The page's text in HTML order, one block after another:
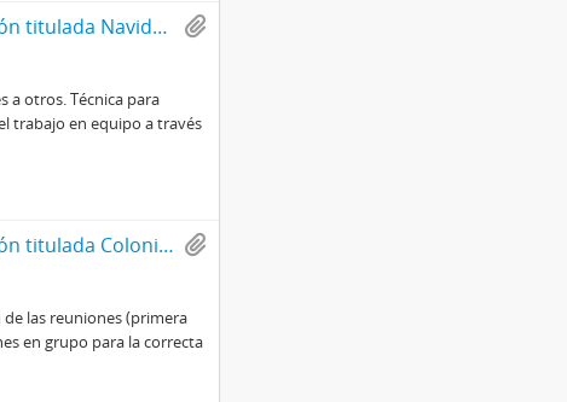
Solidaridad: Compromiso con la verdad, núm., 147, año 7. Edición titulada Navidad, una pega de regalo...
a otros. Técnica para
trabajo en equipo a través
Solidaridad: Compromiso con la verdad, núm., 150, año 7. Edición titulada Colonias urbanas: alegría, cariño y comida
las reuniones (primera
en grupo para la correcta